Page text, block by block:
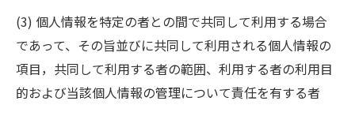
(3) 個人情報を特定の者との間で共同して利用する場合
であって、その旨並びに共同して利用される個人情報の
項目，共同して利用する者の範囲、利用する者の利用目
的および当該個人情報の管理について責任を有する者